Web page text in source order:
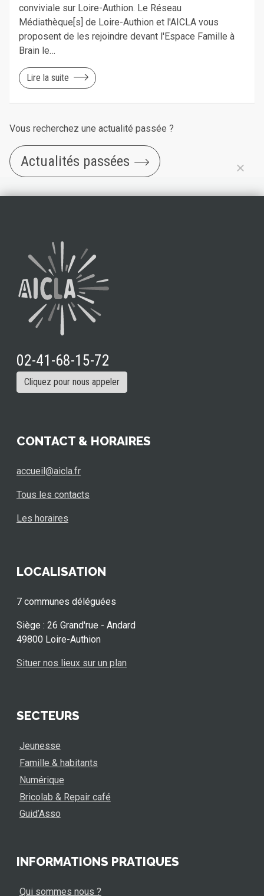
conviviale sur Loire-Authion. Le Réseau
Médiathèque[s] de Loire-Authion et l'AICLA vous
proposent de les rejoindre devant l'Espace Famille à
Brain le…
Lire la suite
Vous recherchez une actualité passée ?
Actualités passées
02-41-68-15-72
Cliquez pour nous appeler
CONTACT & HORAIRES
accueil@aicla.fr
Tous les contacts
Les horaires
LOCALISATION
7 communes déléguées
Siège : 26 Grand'rue - Andard
49800 Loire-Authion
Situer nos lieux sur un plan
SECTEURS
Jeunesse
Famille & habitants
Numérique
Bricolab & Repair café
Guid’Asso
INFORMATIONS PRATIQUES
Qui sommes nous ?